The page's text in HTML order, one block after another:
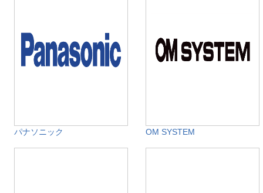
パナソニック OM SYSTEM